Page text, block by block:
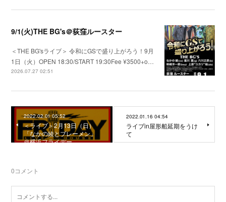
9/1(火)THE BG's＠荻窪ルースター
＜THE BG'sライブ＞ 令和にGSで盛り上がろう！9月
1日（火）OPEN 18:30/START 19:30Fee ¥3500+o…
2026.07.27 02:51
2022.02.01 05:52
＜ライブ＞2月13日（日）
「なかの綾とブレーメン」
＠横浜フライデー
2022.01.16 04:54
ライブin屋形船延期をうけ
て
0コメント